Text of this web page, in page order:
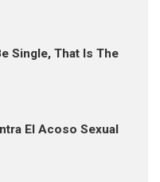
Single, That Is The
El Acoso Sexual